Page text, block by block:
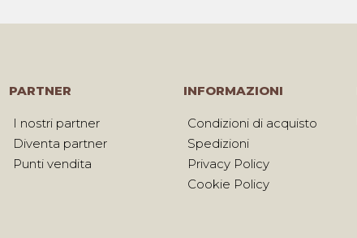
PARTNER
I nostri partner
Diventa partner
Punti vendita
INFORMAZIONI
Condizioni di acquisto
Spedizioni
Privacy Policy
Cookie Policy